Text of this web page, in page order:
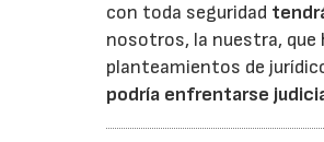
con toda seguridad
nosotros, la nuestra, que
planteamientos de
podría enfrentarse